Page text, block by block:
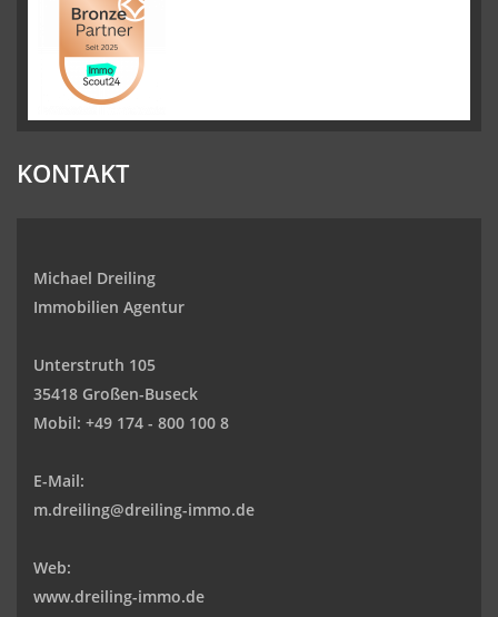
KONTAKT
Michael Dreiling
Immobilien Agentur
Unterstruth 105
35418 Großen-Buseck
Mobil: +49 174 - 800 100 8
E-Mail:
m.dreiling@dreiling-immo.de
Web:
www.dreiling-immo.de